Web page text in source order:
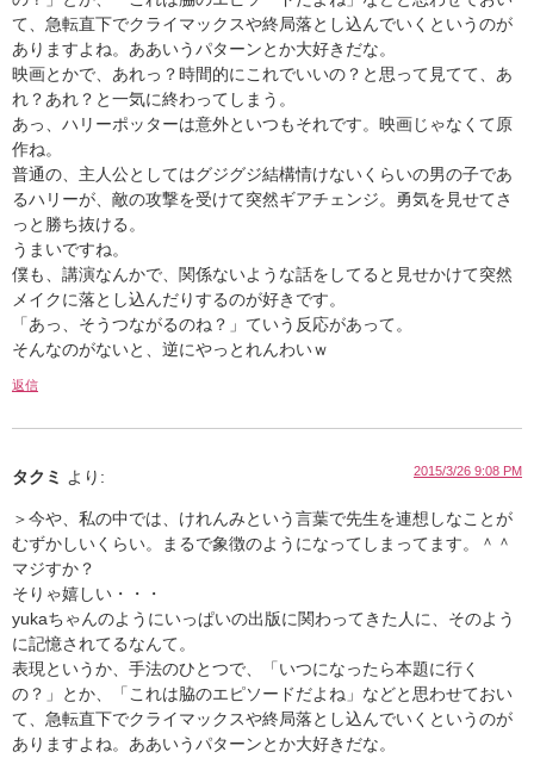
て、急転直下でクライマックスや終局落とし込んでいくというのが
ありますよね。ああいうパターンとか大好きだな。
映画とかで、あれっ？時間的にこれでいいの？と思って見てて、あ
れ？あれ？と一気に終わってしまう。
あっ、ハリーポッターは意外といつもそれです。映画じゃなくて原
作ね。
普通の、主人公としてはグジグジ結構情けないくらいの男の子であ
るハリーが、敵の攻撃を受けて突然ギアチェンジ。勇気を見せてさ
っと勝ち抜ける。
うまいですね。
僕も、講演なんかで、関係ないような話をしてると見せかけて突然
メイクに落とし込んだりするのが好きです。
「あっ、そうつながるのね？」ていう反応があって。
そんなのがないと、逆にやっとれんわいｗ
返信
タクミ より: 2015/3/26 9:08 PM
＞今や、私の中では、けれんみという言葉で先生を連想しなことが
むずかしいくらい。まるで象徴のようになってしまってます。＾＾
マジすか？
そりゃ嬉しい・・・
yukaちゃんのようにいっぱいの出版に関わってきた人に、そのよう
に記憶されてるなんて。
表現というか、手法のひとつで、「いつになったら本題に行く
の？」とか、「これは脇のエピソードだよね」などと思わせておい
て、急転直下でクライマックスや終局落とし込んでいくというのが
ありますよね。ああいうパターンとか大好きだな。